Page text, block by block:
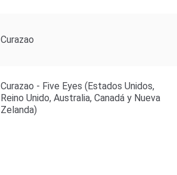
Curazao
Curazao - Five Eyes (Estados Unidos,
Reino Unido, Australia, Canadá y Nueva
Zelanda)